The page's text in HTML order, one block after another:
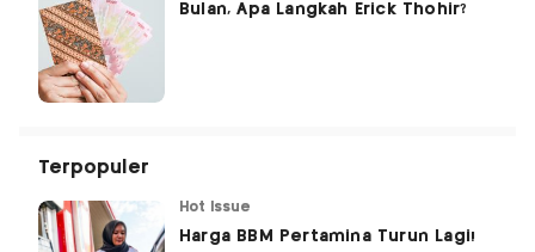
Bulan, Apa Langkah Erick Thohir?
Terpopuler
Hot Issue
Harga BBM Pertamina Turun Lagi!